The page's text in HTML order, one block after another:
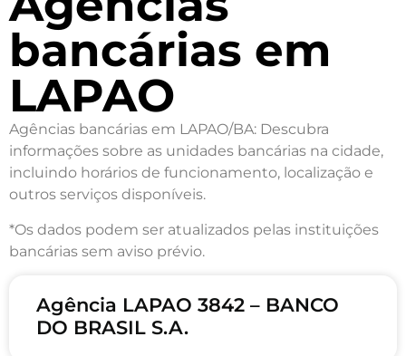
bancárias em
LAPAO
Agências bancárias em LAPAO/BA: Descubra
informações sobre as unidades bancárias na cidade,
incluindo horários de funcionamento, localização e
outros serviços disponíveis.
*Os dados podem ser atualizados pelas instituições
bancárias sem aviso prévio.
Agência LAPAO 3842 – BANCO
DO BRASIL S.A.